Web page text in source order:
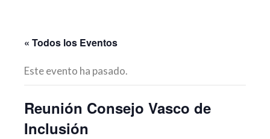
« Todos los Eventos
Este evento ha pasado.
Reunión Consejo Vasco de
Inclusión